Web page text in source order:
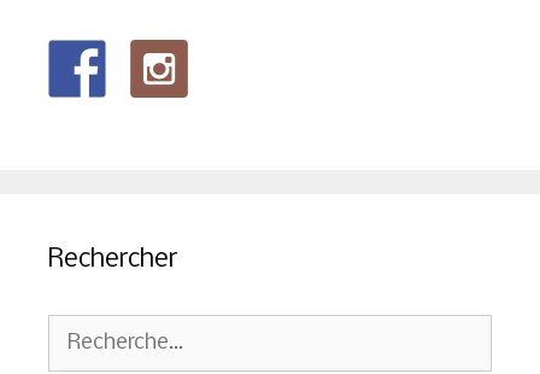
Rechercher
Rechercher :